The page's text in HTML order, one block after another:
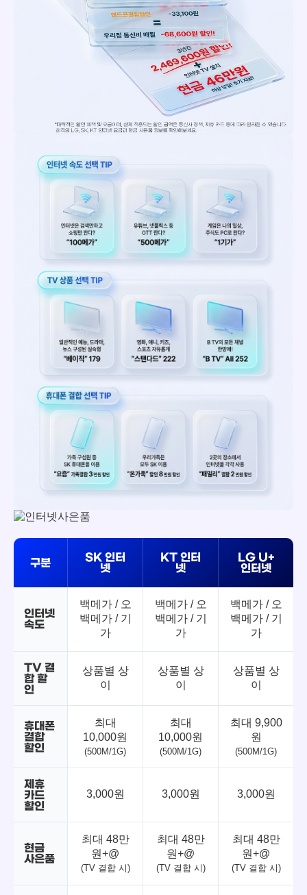
구분
SK 인터
넷
KT 인터
넷
LG U+
인터넷
인터넷
속도
백메가 / 오
백메가 / 기
가
백메가 / 오
백메가 / 기
가
백메가 / 오
백메가 / 기
가
TV 결
합 할
인
상품별 상
이
상품별 상
이
상품별 상
이
휴대폰
결합
할인
최대
10,000원
(500M/1G)
최대
10,000원
(500M/1G)
최대 9,900
원
(500M/1G)
제휴
카드
할인
3,000원 3,000원 3,000원
현금
사은품
최대 48만
원+@
(TV 결합 시)
최대 48만
원+@
(TV 결합 시)
최대 48만
원+@
(TV 결합 시)